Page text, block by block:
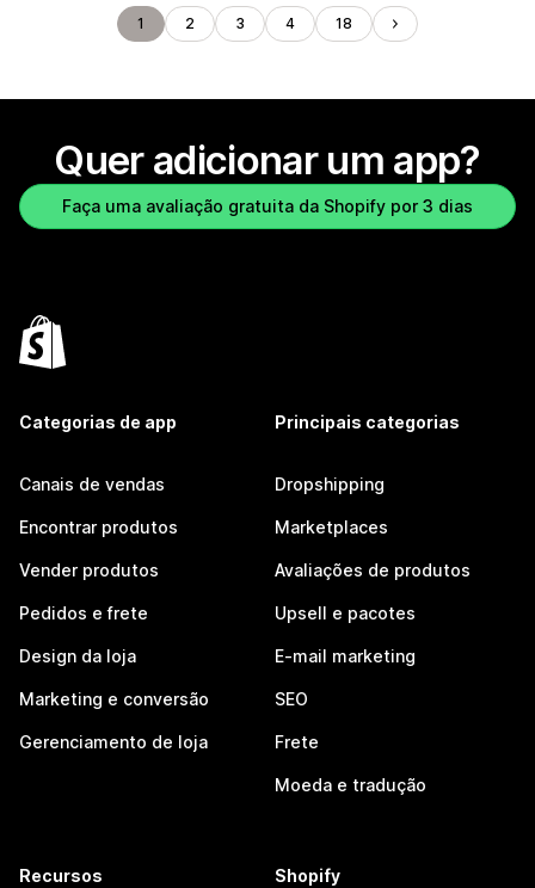
1 2 3 4 18
Quer adicionar um app?
Faça uma avaliação gratuita da Shopify por 3 dias
Categorias de app
Canais de vendas
Encontrar produtos
Vender produtos
Pedidos e frete
Design da loja
Marketing e conversão
Gerenciamento de loja
Principais categorias
Dropshipping
Marketplaces
Avaliações de produtos
Upsell e pacotes
E-mail marketing
SEO
Frete
Moeda e tradução
Recursos Shopify